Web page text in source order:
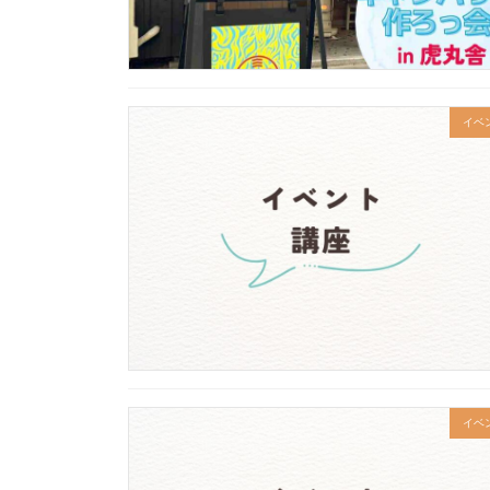
イベ
イベ